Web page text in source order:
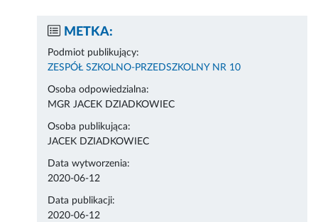
METKA:
Podmiot publikujący:
ZESPÓŁ SZKOLNO-PRZEDSZKOLNY NR 10
Osoba odpowiedzialna:
MGR JACEK DZIADKOWIEC
Osoba publikująca:
JACEK DZIADKOWIEC
Data wytworzenia:
2020-06-12
Data publikacji:
2020-06-12